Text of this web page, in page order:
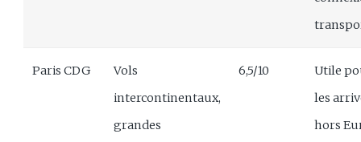
Paris CDG
Vols
intercontinentaux,
grandes
6,5/10
Utile
les
hors